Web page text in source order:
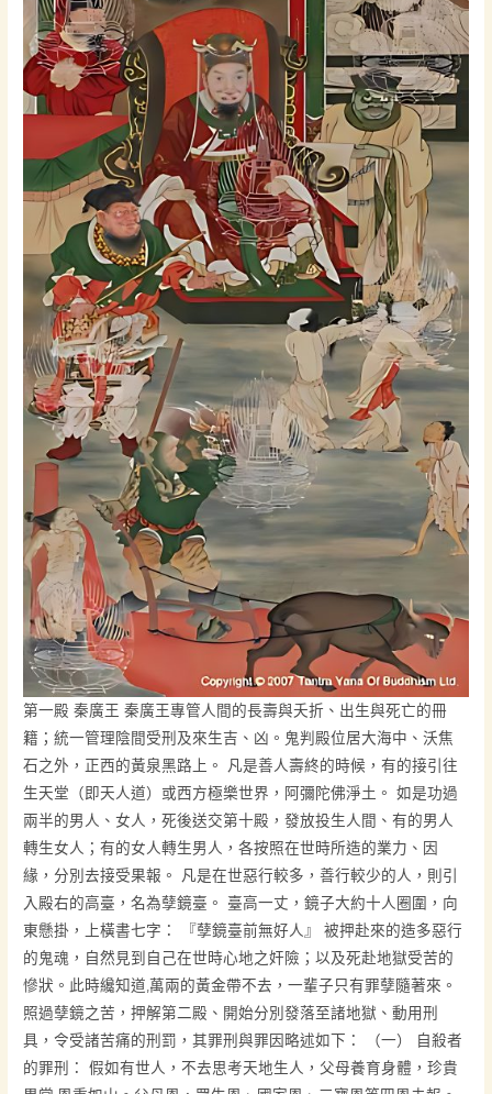
第一殿 秦廣王 秦廣王專管人間的長壽與夭折、出生與死亡的冊
籍；統一管理陰間受刑及來生吉、凶。鬼判殿位居大海中、沃焦
石之外，正西的黃泉黑路上。 凡是善人壽終的時候，有的接引往
生天堂（即天人道）或西方極樂世界，阿彌陀佛淨土。 如是功過
兩半的男人、女人，死後送交第十殿，發放投生人間、有的男人
轉生女人；有的女人轉生男人，各按照在世時所造的業力、因
緣，分別去接受果報。 凡是在世惡行較多，善行較少的人，則引
入殿右的高臺，名為孽鏡臺。 臺高一丈，鏡子大約十人圈圍，向
東懸掛，上橫書七字： 『孽鏡臺前無好人』 被押赴來的造多惡行
的鬼魂，自然見到自己在世時心地之奸險；以及死赴地獄受苦的
慘狀。此時纔知道,萬兩的黃金帶不去，一輩子只有罪孽隨著來。
照過孽鏡之苦，押解第二殿、開始分別發落至諸地獄、動用刑
具，令受諸苦痛的刑罰，其罪刑與罪因略述如下： （一） 自殺者
的罪刑： 假如有世人，不去思考天地生人，父母養育身體，珍貴